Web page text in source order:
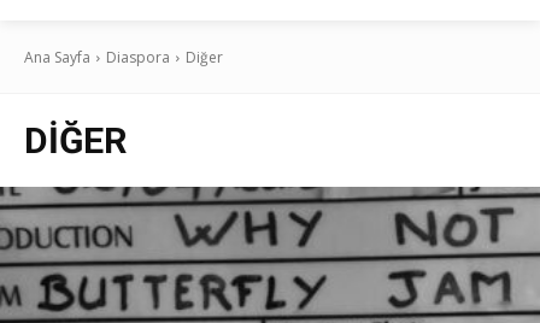
Ana Sayfa Diaspora Diğer
DIĞER